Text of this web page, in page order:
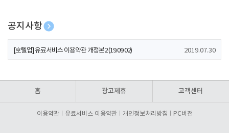
공지사항
[호텔업] 개인정보 처리방침 개정본1 (19.09.02)
[호텔업] 유료서비스 이용약관 개정본2 (19.09.02) 2019.07.30
홈 광고제휴 고객센터
이용약관 유료서비스 이용약관 개인정보처리방침 PC버전